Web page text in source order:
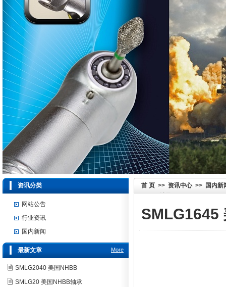
首 页 >> 资讯中心>> 国内新
SMLG1645
资讯分类
网站公告
行业资讯
国内新闻
More
最新文章
SMLG2040 美国NHBB
SMLG20 美国NHBB轴承